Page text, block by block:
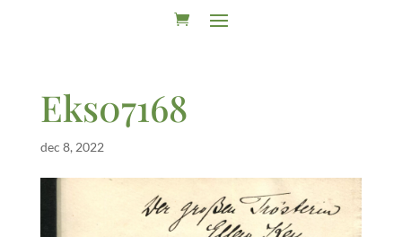
Eks07168
dec 8, 2022